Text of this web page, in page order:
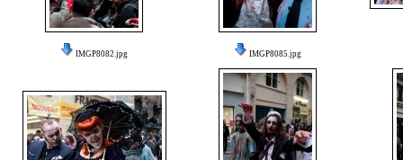
IMGP8082.jpg IMGP8085.jpg